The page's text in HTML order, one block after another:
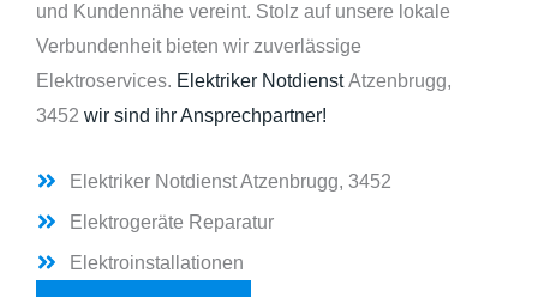
und Kundennähe vereint. Stolz auf unsere lokale
Verbundenheit bieten wir zuverlässige
Elektroservices. Elektriker NotdienstAtzenbrugg,
3452 wir sind ihr Ansprechpartner!
Elektriker Notdienst Atzenbrugg, 3452
Elektrogeräte Reparatur
Elektroinstallationen